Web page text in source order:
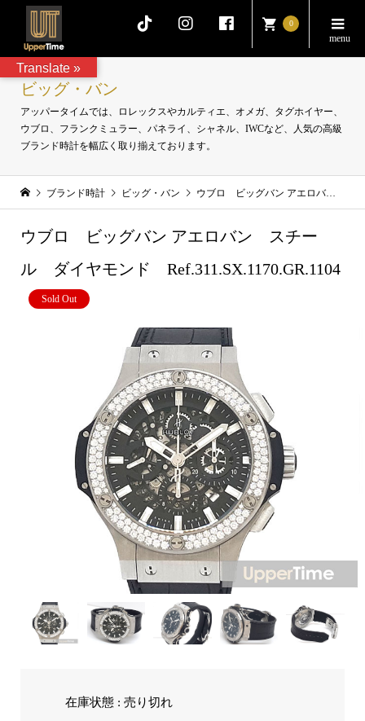
0
ビッグ・バン
アッパータイムでは、ロレックスやカルティエ、オメガ、タグホイヤー、
ウブロ、フランクミュラー、パネライ、シャネル、IWCなど、人気の高級
ブランド時計を幅広く取り揃えております。
ブランド時計 ビッグ・バン ウブロ ビッグバン アエロバン スチール ダイヤモンド Ref.311.SX.1170.GR.1104
ウブロ ビッグバン アエロバン スチー
ル ダイヤモンド Ref.311.SX.1170.GR.1104
Sold Out
在庫状態 : 売り切れ
Translate »